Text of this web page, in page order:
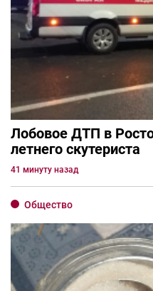
Лобовое ДТП в
летнего скутериста
41 минуту назад
Общество